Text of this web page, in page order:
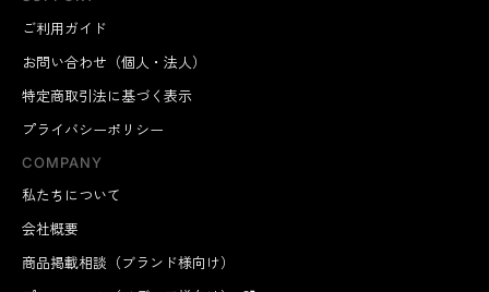
ご利用ガイド
お問い合わせ（個人・法人）
特定商取引法に基づく表示
プライバシーポリシー
COMPANY
私たちについて
会社概要
商品掲載相談（ブランド様向け）